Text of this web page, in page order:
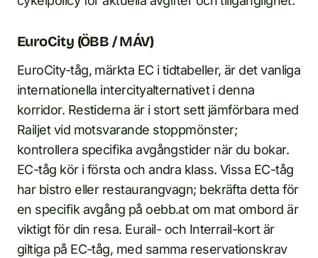
EuroCity (ÖBB / MÁV)
EuroCity-tåg, märkta EC i tidtabeller, är det vanliga
internationella intercityalternativet i denna
korridor. Restiderna är i stort sett jämförbara med
Railjet vid motsvarande stoppmönster;
kontrollera specifika avgångstider när du bokar.
EC-tåg kör i första och andra klass. Vissa EC-tåg
har bistro eller restaurangvagn; bekräfta detta för
en specifik avgång på oebb.at om mat ombord är
viktigt för din resa. Eurail- och Interrail-kort är
giltiga på EC-tåg, med samma reservationskrav